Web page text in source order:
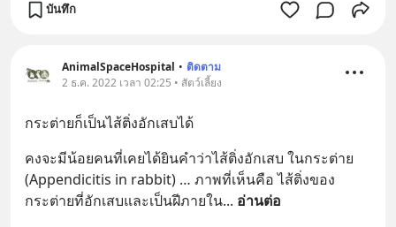
บันทึก
AnimalSpaceHospital • ติดตาม
2 ธ.ค. 2022 เวลา 02:25 • สัตว์เลี้ยง
กระต่ายก็เป็นไส้ติ่งอักเสบได้
คงจะมีน้อยคนที่เคยได้ยินคำว่าไส้ติ่งอักเสบ ในกระต่าย
(Appendicitis in rabbit) … ภาพที่เห็นคือ ไส้ติ่งของ
กระต่ายที่อักเสบและเป็นฝีภายใน... อ่านต่อ